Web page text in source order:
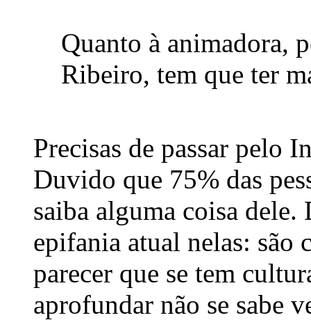
Quanto à animadora,
Ribeiro, tem que ter
Precisas de passar pelo
Duvido que 75% das
saiba alguma coisa
epifania atual nelas: são
parecer que se tem
aprofundar não se sabe